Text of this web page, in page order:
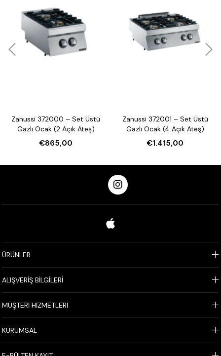
Zanussi 372000 – Set Üstü
Gazlı Ocak (2 Açık Ateş)
€865,00
Zanussi 372001 – Set Üstü
Gazlı Ocak (4 Açık Ateş)
€1.415,00
ÜRÜNLER
ALIŞVERİŞ BİLGİLERİ
MÜŞTERİ HİZMETLERİ
KURUMSAL